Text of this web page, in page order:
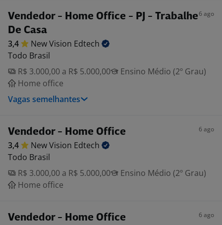
Vendedor - Home Office - PJ - Trabalhe
De Casa
6 ago
3,4 New Vision Edtech
Todo Brasil
R$ 3.000,00 a R$ 5.000,00
Ensino Médio (2º Grau)
Home office
Vagas semelhantes
Vendedor - Home Office 6 ago
3,4 New Vision Edtech
Todo Brasil
R$ 3.000,00 a R$ 5.000,00
Ensino Médio (2º Grau)
Home office
Vendedor - Home Office 6 ago